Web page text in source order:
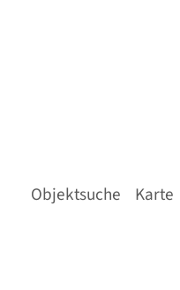
Objektsuche Karte